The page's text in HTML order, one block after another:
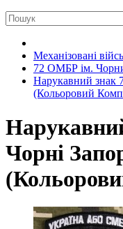
Механізовані
72 ОМБР ім.
Нарукавний знак
(Кольоровий
Чорні